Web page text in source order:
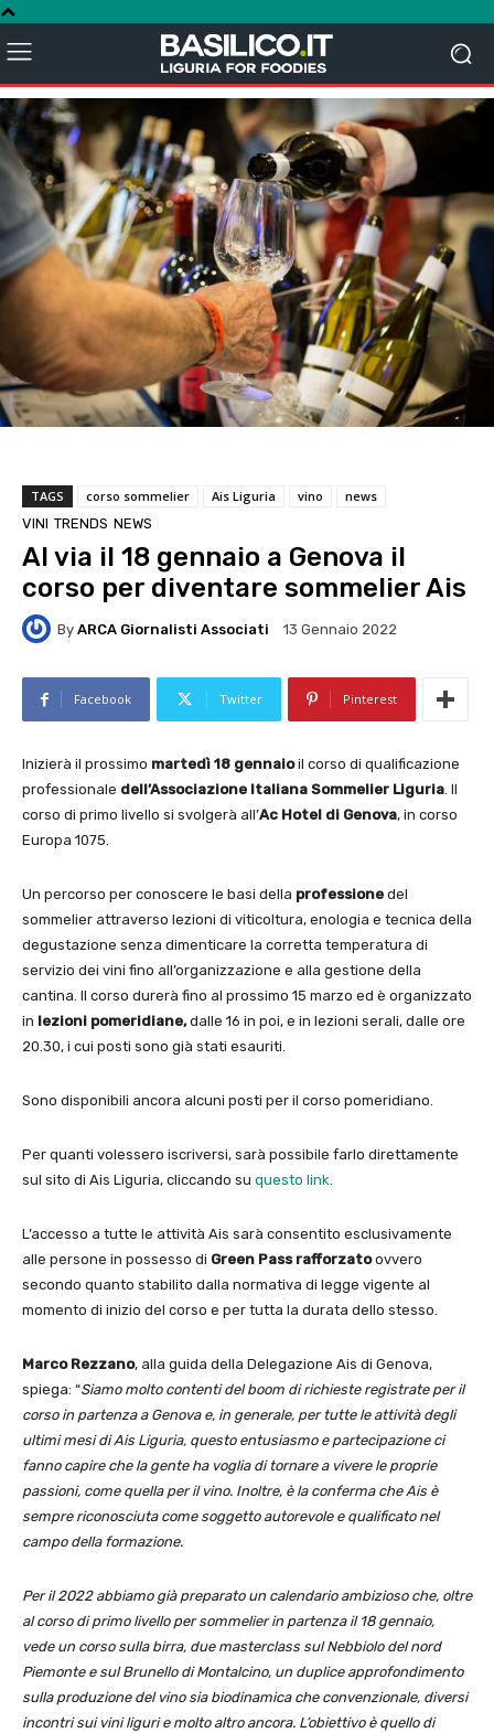
TAGS corso sommelier Ais Liguria vino
news
VINI TRENDS NEWS
Al via il 18 gennaio a Genova il
corso per diventare sommelier Ais
By ARCA Giornalisti Associati 13 Gennaio 2022
Facebook Twitter Pinterest
Inizierà il prossimo martedì 18 gennaioil corso di qualificazione
professionale dell’Associazione Italiana Sommelier Liguria. Il
corso di primo livello si svolgerà all’Ac Hotel di Genova, in corso
Europa 1075.
Un percorso per conoscere le basi della professione del
sommelier attraverso lezioni di viticoltura, enologia e tecnica della
degustazione senza dimenticare la corretta temperatura di
servizio dei vini fino all’organizzazione e alla gestione della
cantina. Il corso durerà fino al prossimo 15 marzo ed è organizzato
in lezioni pomeridiane,dalle 16 in poi, e in lezioni serali, dalle ore
20.30, i cui posti sono già stati esauriti.
Sono disponibili ancora alcuni posti per il corso pomeridiano.
Per quanti volessero iscriversi, sarà possibile farlo direttamente
sul sito di Ais Liguria, cliccando su questo link.
L’accesso a tutte le attività Ais sarà consentito esclusivamente
alle persone in possesso di Green Pass rafforzatoovvero
secondo quanto stabilito dalla normativa di legge vigente al
momento di inizio del corso e per tutta la durata dello stesso.
Marco Rezzano, alla guida della Delegazione Ais di Genova,
spiega: “Siamo molto contenti del boom di richieste registrate per il
corso in partenza a Genova e, in generale, per tutte le attività degli
ultimi mesi di Ais Liguria, questo entusiasmo e partecipazione ci
fanno capire che la gente ha voglia di tornare a vivere le proprie
passioni, come quella per il vino. Inoltre, è la conferma che Ais è
sempre riconosciuta come soggetto autorevole e qualificato nel
campo della formazione.
Per il 2022 abbiamo già preparato un calendario ambizioso che, oltre
al corso di primo livello per sommelier in partenza il 18 gennaio,
vede un corso sulla birra, due masterclass sul Nebbiolo del nord
Piemonte e sul Brunello di Montalcino, un duplice approfondimento
sulla produzione del vino sia biodinamica che convenzionale, diversi
incontri sui vini liguri e molto altro ancora. L’obiettivo è quello di